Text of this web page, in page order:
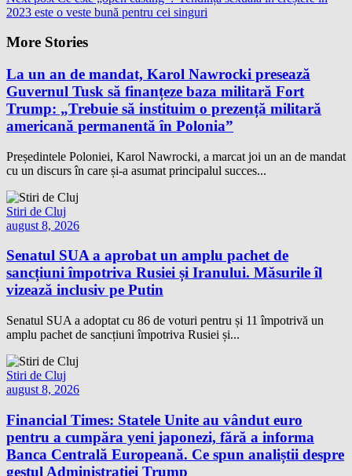
2023 este o veste bună pentru cei singuri
More Stories
La un an de mandat, Karol Nawrocki presează
Guvernul Tusk să finanțeze baza militară Fort
Trump: „Trebuie să instituim o prezență militară
americană permanentă în Polonia”
Președintele Poloniei, Karol Nawrocki, a marcat joi un an de mandat
cu un discurs în care și-a asumat principalul succes...
Stiri de Cluj
august 8, 2026
Senatul SUA a aprobat un amplu pachet de
sancțiuni împotriva Rusiei și Iranului. Măsurile îl
vizează inclusiv pe Putin
Senatul SUA a adoptat cu 86 de voturi pentru și 11 împotrivă un
amplu pachet de sancțiuni împotriva Rusiei și...
Stiri de Cluj
august 8, 2026
Financial Times: Statele Unite au vândut euro
pentru a cumpăra yeni japonezi, fără a informa
Banca Centrală Europeană. Ce spun analiștii despre
gestul Administrației Trump